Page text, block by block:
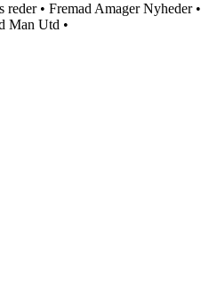
reder• Fremad Amager Nyheder•
Man Utd •